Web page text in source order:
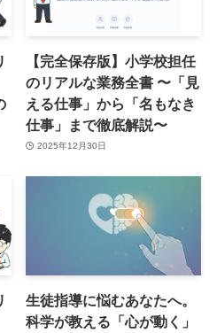
【完全保存版】小学校担任
のリアルな業務全書 〜「見
える仕事」から「名もなき
仕事」まで徹底解説〜
2025年12月30日
生徒指導に悩むあなたへ。
科学が教える「心が動く」